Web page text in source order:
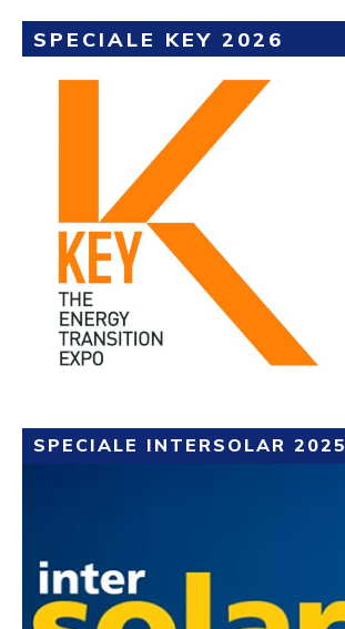
SPECIALE KEY 2026
SPECIALE INTERSOLAR 2025